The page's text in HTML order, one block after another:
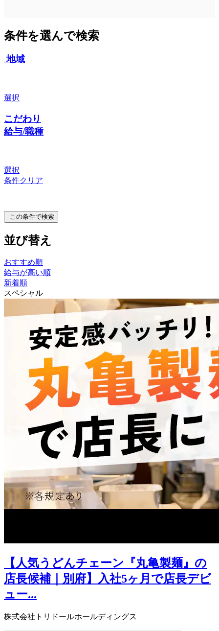
条件を選んで検索
地域
選択
こだわり
給与/職種
選択
条件クリア
この条件で検索
並び替え
おすすめ順
給与が高い順
新着順
スペシャル
【人気うどんチェーン『丸亀製麺』の
店長候補｜別府】入社5ヶ月で店長デビ
ュー...
株式会社トリドールホールディングス